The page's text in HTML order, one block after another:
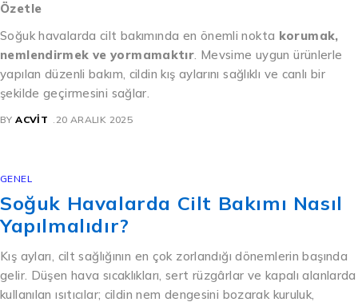
Özetle
Soğuk havalarda cilt bakımında en önemli nokta korumak,
nemlendirmek ve yormamaktır. Mevsime uygun ürünlerle
yapılan düzenli bakım, cildin kış aylarını sağlıklı ve canlı bir
şekilde geçirmesini sağlar.
BY ACVIT 20 ARALIK 2025
GENEL
Soğuk Havalarda Cilt Bakımı Nasıl
Yapılmalıdır?
Kış ayları, cilt sağlığının en çok zorlandığı dönemlerin başında
gelir. Düşen hava sıcaklıkları, sert rüzgârlar ve kapalı alanlarda
kullanılan ısıtıcılar; cildin nem dengesini bozarak kuruluk,